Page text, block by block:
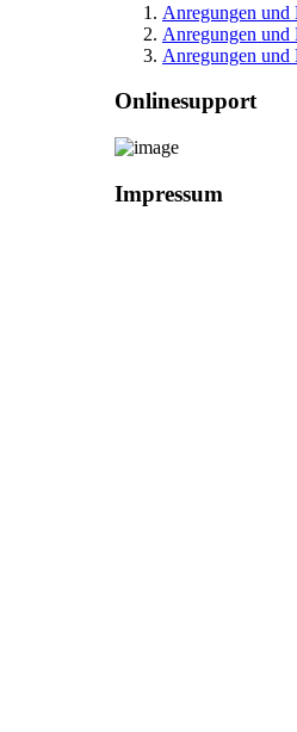
Anregungen
Anregungen
Anregungen
Onlinesupport
Impressum